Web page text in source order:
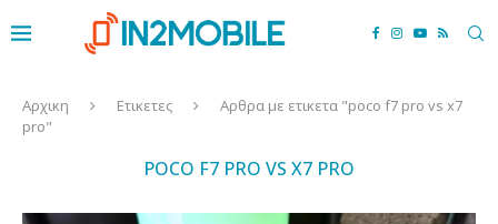
Αρχικη Ετικετες
Αρθρα με ετικετα "poco f7 pro vs x7
pro"
POCO F7 PRO VS X7 PRO